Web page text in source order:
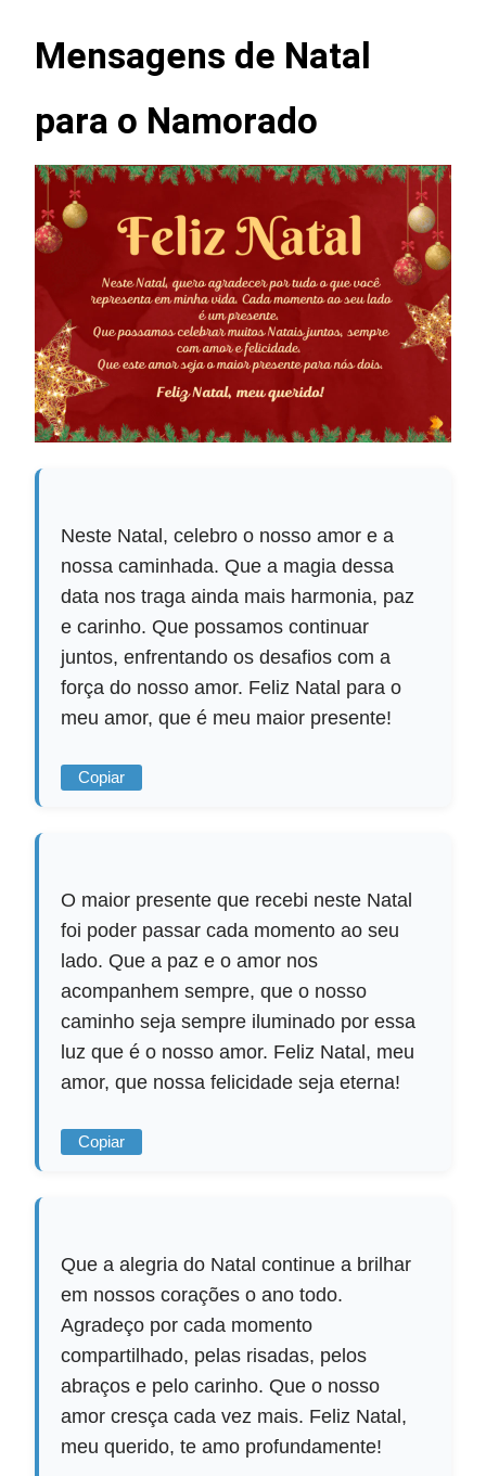
Mensagens de Natal
para o Namorado
Neste Natal, celebro o nosso amor e a
nossa caminhada. Que a magia dessa
data nos traga ainda mais harmonia, paz
e carinho. Que possamos continuar
juntos, enfrentando os desafios com a
força do nosso amor. Feliz Natal para o
meu amor, que é meu maior presente!
Copiar
O maior presente que recebi neste Natal
foi poder passar cada momento ao seu
lado. Que a paz e o amor nos
acompanhem sempre, que o nosso
caminho seja sempre iluminado por essa
luz que é o nosso amor. Feliz Natal, meu
amor, que nossa felicidade seja eterna!
Copiar
Que a alegria do Natal continue a brilhar
em nossos corações o ano todo.
Agradeço por cada momento
compartilhado, pelas risadas, pelos
abraços e pelo carinho. Que o nosso
amor cresça cada vez mais. Feliz Natal,
meu querido, te amo profundamente!